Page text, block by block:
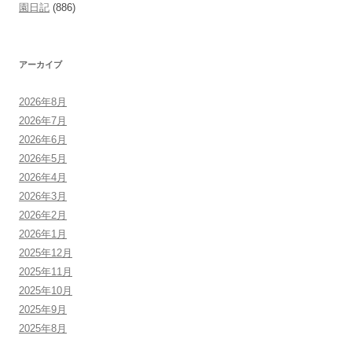
園日記 (886)
アーカイブ
2026年8月
2026年7月
2026年6月
2026年5月
2026年4月
2026年3月
2026年2月
2026年1月
2025年12月
2025年11月
2025年10月
2025年9月
2025年8月